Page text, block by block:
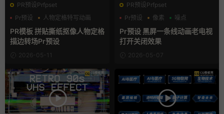
PR预设Prfpset
Pr预设
人物定格特写动画
复古风
PR模板 拼贴撕纸抠像人物定格
描边转场Pr预设
2026-05-11
PR预设Prfpset
Pr预设
像素 噪点
Pr预设 黑屏一条线动画老电视
打开关闭效果
2026-05-07